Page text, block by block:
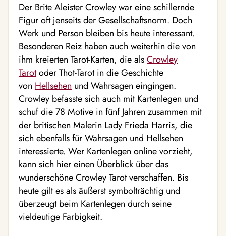
Der Brite Aleister Crowley war eine schillernde
Figur oft jenseits der Gesellschaftsnorm. Doch
Werk und Person bleiben bis heute interessant.
Besonderen Reiz haben auch weiterhin die von
ihm kreierten Tarot-Karten, die alsCrowley
Tarotoder Thot-Tarot in die Geschichte
von Hellsehen und Wahrsagen eingingen.
Crowley befasste sich auch mit Kartenlegen und
schuf die 78 Motive in fünf Jahren zusammen mit
der britischen Malerin Lady Frieda Harris, die
sich ebenfalls für Wahrsagen und Hellsehen
interessierte. Wer Kartenlegen online vorzieht,
kann sich hier einen Überblick über das
wunderschöne Crowley Tarot verschaffen. Bis
heute gilt es als äußerst symbolträchtig und
überzeugt beim Kartenlegen durch seine
vieldeutige Farbigkeit.